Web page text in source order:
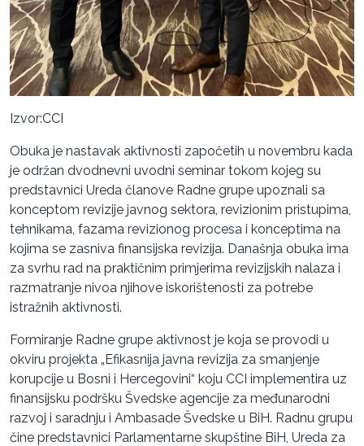
Izvor:CCI
Obuka je nastavak aktivnosti započetih u novembru kada
je održan dvodnevni uvodni seminar tokom kojeg su
predstavnici Ureda članove Radne grupe upoznali sa
konceptom revizije javnog sektora, revizionim pristupima,
tehnikama, fazama revizionog procesa i konceptima na
kojima se zasniva finansijska revizija. Današnja obuka ima
za svrhu rad na praktičnim primjerima revizijskih nalaza i
razmatranje nivoa njihove iskorištenosti za potrebe
istražnih aktivnosti.
Formiranje Radne grupe aktivnost je koja se provodi u
okviru projekta „Efikasnija javna revizija za smanjenje
korupcije u Bosni i Hercegovini“ koju CCI implementira uz
finansijsku podršku Švedske agencije za međunarodni
razvoj i saradnju i Ambasade Švedske u BiH. Radnu grupu
čine predstavnici Parlamentarne skupštine BiH, Ureda za